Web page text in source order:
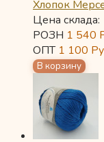
Хлопок
Цена склада:
РОЗН 1 540
ОПТ 1 100